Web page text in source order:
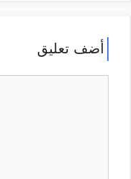
أضف تعليق